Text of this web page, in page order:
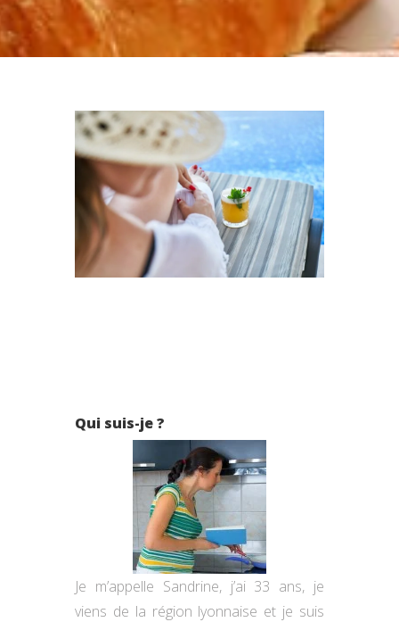
Qui suis-je ?
Je m’appelle Sandrine, j’ai 33 ans, je
viens de la région lyonnaise et je suis